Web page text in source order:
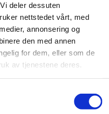
deler dessuten
nettstedet vårt, med
annonsering og
den med annen
for dem, eller som de
av tjenestene deres.